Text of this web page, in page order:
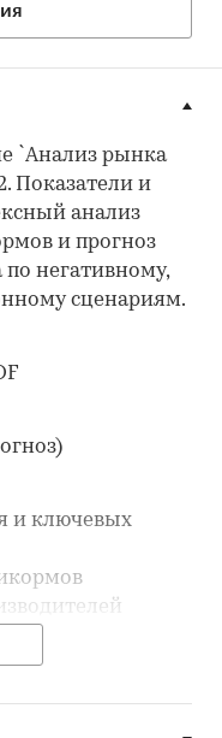
`Анализ рынка
Показатели и
анализ
и прогноз
по негативному,
сценариям.
и ключевых
комбикормов